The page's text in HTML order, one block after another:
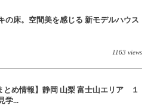
の床。空間美を感じる 新モデルハウス
1163 views
とめ情報】静岡 山梨 富士山エリア １
学...